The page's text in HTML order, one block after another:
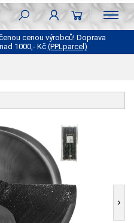
cenou výrobců! Doprava
1000,- Kč(PPLparcel)